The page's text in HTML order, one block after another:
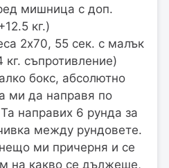
мишница с доп.
кг.)
2х70, 55 сек. с малък
съпротивление)
бокс, абсолютно
ми да направя по
направих 6 рунда за
между рундовете.
ми причерня и се
на какво се дължеше,